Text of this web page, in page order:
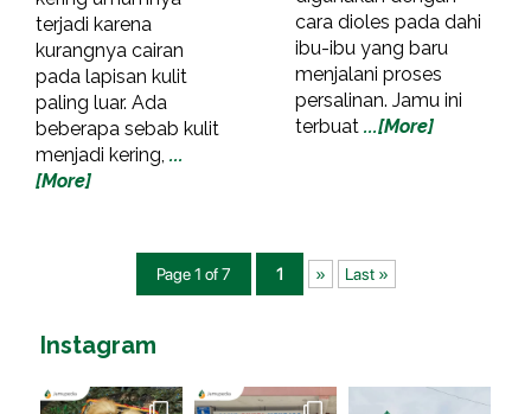
terjadi karena
kurangnya cairan
pada lapisan kulit
paling luar. Ada
beberapa sebab kulit
menjadi kering, ...
[More]
cara dioles pada dahi
ibu-ibu yang baru
menjalani proses
persalinan. Jamu ini
terbuat ...[More]
Page 1 of 7 1 » Last »
Instagram